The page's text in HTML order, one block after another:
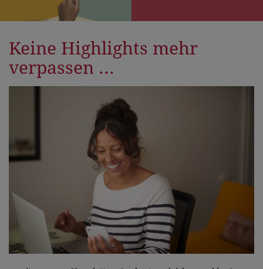
Keine Highlights mehr
verpassen ...